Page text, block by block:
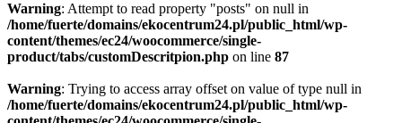
Warning: Attempt to read property "posts" on null in
/home/fuerte/domains/ekocentrum24.pl/public_html/wp-
content/themes/ec24/woocommerce/single-
product/tabs/customDescritpion.php on line 87
Warning: Trying to access array offset on value of type null in
/home/fuerte/domains/ekocentrum24.pl/public_html/wp-